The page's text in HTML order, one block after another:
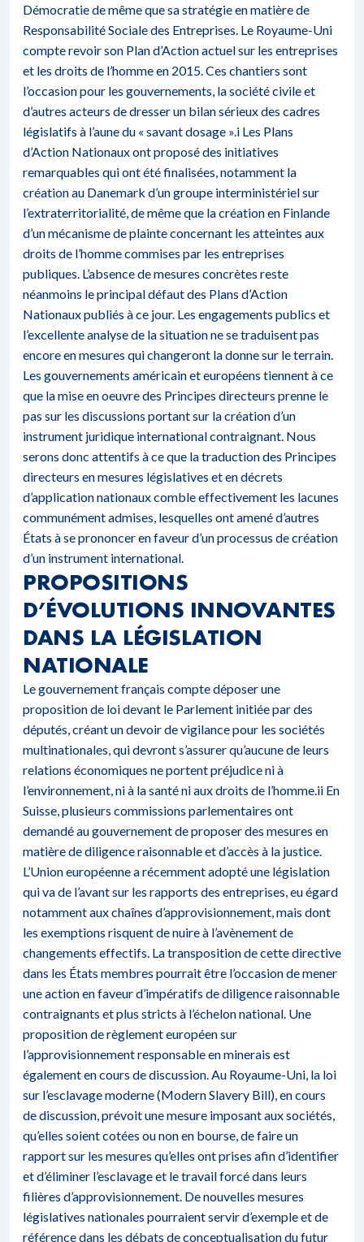
Démocratie de même que sa stratégie en matière de
Responsabilité Sociale des Entreprises. Le Royaume-Uni
compte revoir son Plan d’Action actuel sur les entreprises
et les droits de l’homme en 2015. Ces chantiers sont
l’occasion pour les gouvernements, la société civile et
d’autres acteurs de dresser un bilan sérieux des cadres
législatifs à l’aune du « savant dosage ».i Les Plans
d’Action Nationaux ont proposé des initiatives
remarquables qui ont été finalisées, notamment la
création au Danemark d’un groupe interministériel sur
l’extraterritorialité, de même que la création en Finlande
d’un mécanisme de plainte concernant les atteintes aux
droits de l’homme commises par les entreprises
publiques. L’absence de mesures concrètes reste
néanmoins le principal défaut des Plans d’Action
Nationaux publiés à ce jour. Les engagements publics et
l’excellente analyse de la situation ne se traduisent pas
encore en mesures qui changeront la donne sur le terrain.
Les gouvernements américain et européens tiennent à ce
que la mise en oeuvre des Principes directeurs prenne le
pas sur les discussions portant sur la création d’un
instrument juridique international contraignant. Nous
serons donc attentifs à ce que la traduction des Principes
directeurs en mesures législatives et en décrets
d’application nationaux comble effectivement les lacunes
communément admises, lesquelles ont amené d’autres
États à se prononcer en faveur d’un processus de création
d’un instrument international.
PROPOSITIONS
D’ÉVOLUTIONS INNOVANTES
DANS LA LÉGISLATION
NATIONALE
Le gouvernement français compte déposer une
proposition de loi devant le Parlement initiée par des
députés, créant un devoir de vigilance pour les sociétés
multinationales, qui devront s’assurer qu’aucune de leurs
relations économiques ne portent préjudice ni à
l’environnement, ni à la santé ni aux droits de l’homme.ii En
Suisse, plusieurs commissions parlementaires ont
demandé au gouvernement de proposer des mesures en
matière de diligence raisonnable et d’accès à la justice.
L’Union européenne a récemment adopté une législation
qui va de l’avant sur les rapports des entreprises, eu égard
notamment aux chaînes d’approvisionnement, mais dont
les exemptions risquent de nuire à l’avènement de
changements effectifs. La transposition de cette directive
dans les États membres pourrait être l’occasion de mener
une action en faveur d’impératifs de diligence raisonnable
contraignants et plus stricts à l’échelon national. Une
proposition de règlement européen sur
l’approvisionnement responsable en minerais est
également en cours de discussion. Au Royaume-Uni, la loi
sur l’esclavage moderne (Modern Slavery Bill), en cours
de discussion, prévoit une mesure imposant aux sociétés,
qu’elles soient cotées ou non en bourse, de faire un
rapport sur les mesures qu’elles ont prises afin d’identifier
et d’éliminer l’esclavage et le travail forcé dans leurs
filières d’approvisionnement. De nouvelles mesures
législatives nationales pourraient servir d’exemple et de
référence dans les débats de conceptualisation du futur